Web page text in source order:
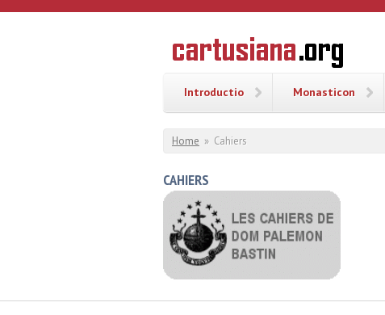
Overslaan en naar de inhoud gaan
CARTUSIANA
Geschiedenis
van de
Introductio Monasticon
U bent hier
Home » Cahiers
CAHIERS